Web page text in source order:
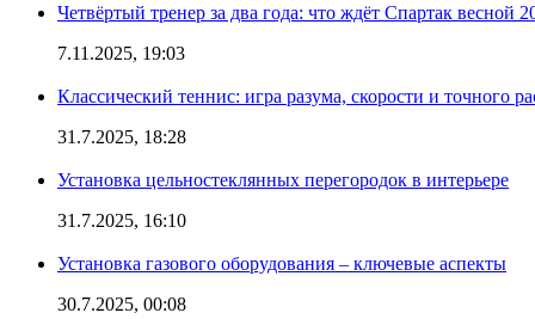
Четвёртый тренер за два года: что ждёт Спартак весной
7.11.2025, 19:03
Классический теннис: игра разума, скорости и точного
31.7.2025, 18:28
Установка цельностеклянных перегородок в интерьере
31.7.2025, 16:10
Установка газового оборудования – ключевые аспекты
30.7.2025, 00:08